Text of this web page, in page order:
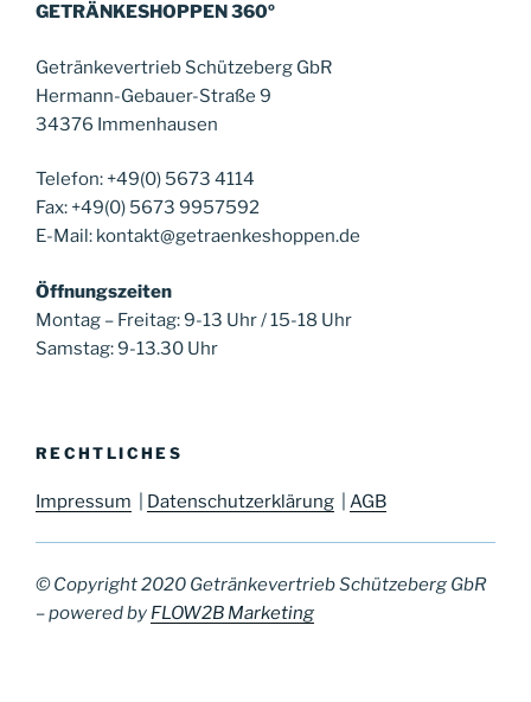
GETRÄNKESHOPPEN 360º
Getränkevertrieb Schützeberg GbR
Hermann-Gebauer-Straße 9
34376 Immenhausen
Telefon: +49(0) 5673 4114
Fax: +49(0) 5673 9957592
E-Mail: kontakt@getraenkeshoppen.de
Öffnungszeiten
Montag – Freitag: 9-13 Uhr / 15-18 Uhr
Samstag: 9-13.30 Uhr
RECHTLICHES
Impressum Datenschutzerklärung AGB
© Copyright 2020 Getränkevertrieb Schützeberg GbR
– powered by FLOW2B Marketing